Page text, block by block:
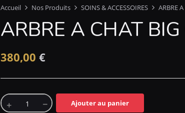
Accueil Nos Produits SOINS & ACCESSOIRES ARBRE
ARBRE A CHAT
380,00 €
Ajouter au panier